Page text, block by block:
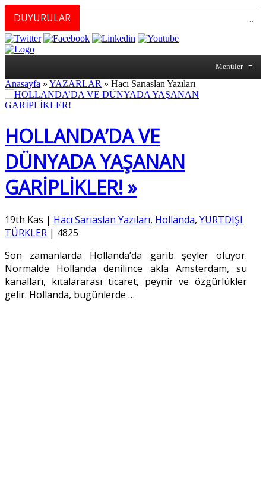
DUYURULAR MERKEZİMİZ BÜNYESİNDE YETİŞTİRİLMEK ÜZERE GÖNÜLLÜ ÜLKE MASASI UZMANI VE UZMAN ADAYLARI ARIYORUZ
Menüler ≡
Anasayfa » YAZARLAR » Hacı Sarıaslan Yazıları
HOLLANDA’DA VE
DÜNYADA YAŞANAN
GARİPLİKLER! »
19th Kas | Hacı Sarıaslan Yazıları, Hollanda, YURTDIŞI
TÜRKLER | 4825
Son zamanlarda Hollanda’da garib şeyler oluyor.
Normalde Hollanda denilince akla Amsterdam, su
kanalları, kıtalararası ticaret, peynir ve özgürlükler
gelir. Hollanda, bugünlerde …